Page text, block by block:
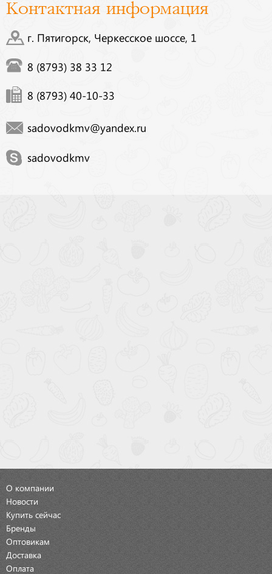
Контактная информация
г. Пятигорск, Черкесское шоссе, 1
8 (8793) 38 33 12
8 (8793) 40-10-33
sadovodkmv@yandex.ru
sadovodkmv
О компании
Новости
Купить сейчас
Бренды
Оптовикам
Доставка
Оплата